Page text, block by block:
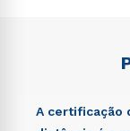
A certificação